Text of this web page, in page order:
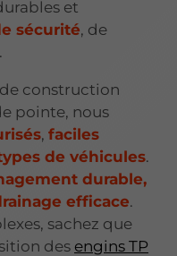
et
sécurité, de
construction
pointe, nous
, faciles
de véhicules.
durable,
efficace.
sachez que
des engins TP